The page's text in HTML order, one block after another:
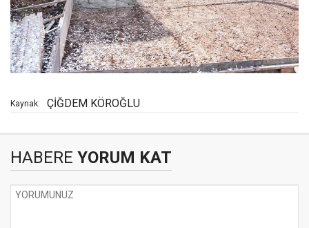
Kaynak: ÇİĞDEM KÖROĞLU
HABERE YORUM KAT